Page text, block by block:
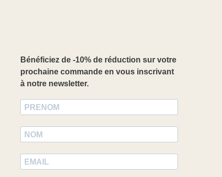
Bénéficiez de -10% de réduction sur votre
prochaine commande en vous inscrivant
à notre newsletter.